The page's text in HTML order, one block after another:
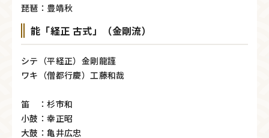
琵琶：豊靖秋
能「経正 古式」（金剛流）
シテ（平経正）金剛龍謹
ワキ（僧都行慶）工藤和哉
笛 ：杉市和
小鼓：幸正昭
大鼓：亀井広忠